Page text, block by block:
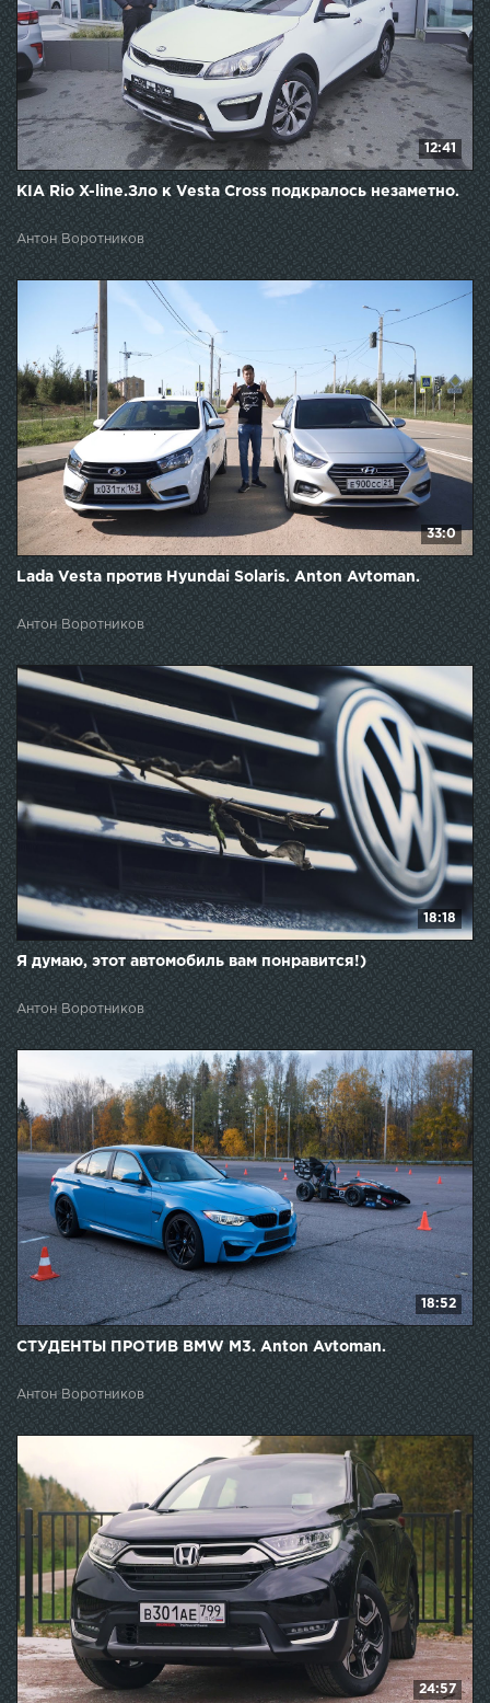
12:41
KIA Rio X-line.Зло к Vesta Cross подкралось незаметно.
Антон Воротников
33:0
Lada Vesta против Hyundai Solaris. Anton Avtoman.
Антон Воротников
18:18
Я думаю, этот автомобиль вам понравится!)
Антон Воротников
18:52
СТУДЕНТЫ ПРОТИВ BMW M3. Anton Avtoman.
Антон Воротников
24:57